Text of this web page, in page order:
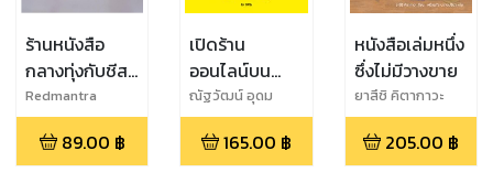
ร้านหนังสือ
กลางทุ่งกับชีส
เค้กแสนอร่อย
Redmantra
89.00 ฿
เปิดร้าน
ออนไลน์บน
Facebook 4th
Edition
ณัฐวัฒน์ อุดม
ทรัพย์พงศ์
165.00 ฿
หนังสือเล่มหนึ่ง
ซึ่งไม่มีวางขาย
ยาสึชิ คิตากาวะ
205.00 ฿